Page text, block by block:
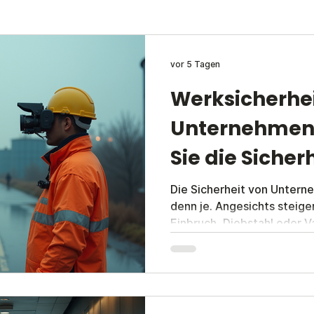
Sie die
Werkschutz
Die Sicherheit von
denn je. Angesichts
Einbruch, Diebstahl oder
Augsburg und Umgebung
von maßgeschneiderten
vor 5 Tagen